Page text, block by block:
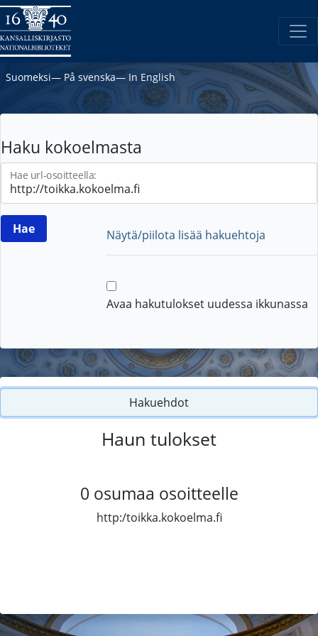
Suomeksi― På svenska― In English
Haku kokoelmasta
Hae url-osoitteella:
Näytä/piilota lisää hakuehtoja
Avaa hakutulokset uudessa ikkunassa
Hakuehdot
Haun tulokset
0 osumaa osoitteelle
http:/toikka.kokoelma.fi